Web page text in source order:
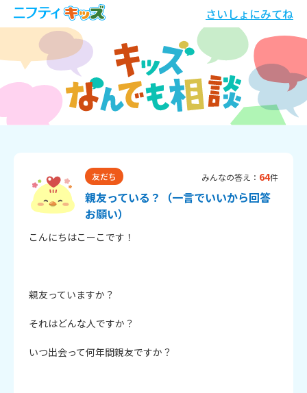
さいしょにみてね
友だち みんなの答え： 64件
親友っている？（一言でいいから回答
お願い）
こんにちはこーこです！
親友っていますか？
それはどんな人ですか？
いつ出会って何年間親友ですか？